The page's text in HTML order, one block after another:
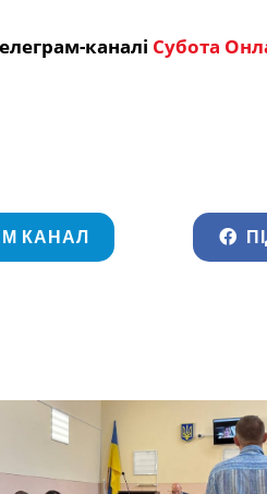
каналі Субота
КАНАЛ